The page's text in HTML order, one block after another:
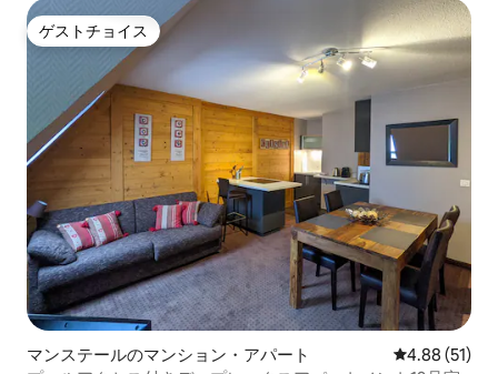
ゲストチョイス
ゲストチョイス
マンステールのマンション・アパート レビュー51
4.88 (51)